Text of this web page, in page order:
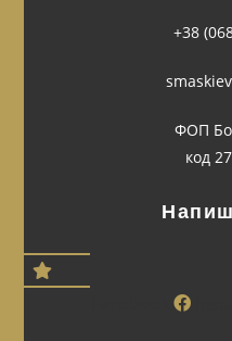
+38
ФОП
код